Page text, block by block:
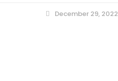
December 29, 2022